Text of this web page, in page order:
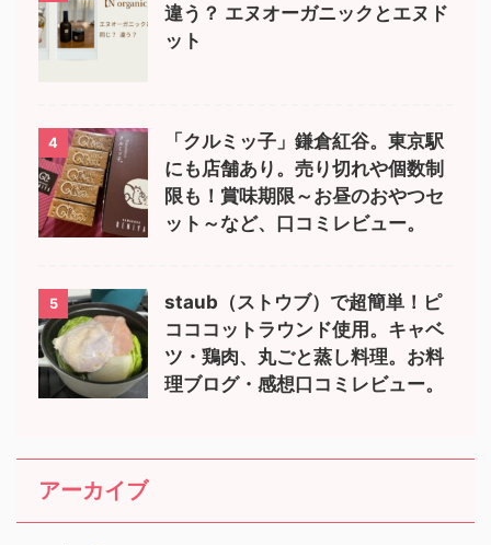
違う？ エヌオーガニックとエヌド
ット
4
「クルミッ子」鎌倉紅谷。東京駅
にも店舗あり。売り切れや個数制
限も！賞味期限～お昼のおやつセ
ット～など、口コミレビュー。
5
staub（ストウブ）で超簡単！ピ
コココットラウンド使用。キャベ
ツ・鶏肉、丸ごと蒸し料理。お料
理ブログ・感想口コミレビュー。
アーカイブ